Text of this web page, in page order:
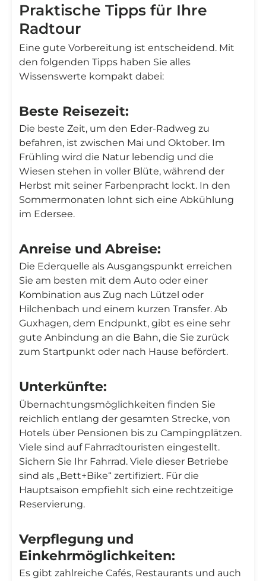
Praktische Tipps für Ihre
Radtour
Eine gute Vorbereitung ist entscheidend. Mit
den folgenden Tipps haben Sie alles
Wissenswerte kompakt dabei:
Beste Reisezeit:
Die beste Zeit, um den Eder-Radweg zu
befahren, ist zwischen Mai und Oktober. Im
Frühling wird die Natur lebendig und die
Wiesen stehen in voller Blüte, während der
Herbst mit seiner Farbenpracht lockt. In den
Sommermonaten lohnt sich eine Abkühlung
im Edersee.
Anreise und Abreise:
Die Ederquelle als Ausgangspunkt erreichen
Sie am besten mit dem Auto oder einer
Kombination aus Zug nach Lützel oder
Hilchenbach und einem kurzen Transfer. Ab
Guxhagen, dem Endpunkt, gibt es eine sehr
gute Anbindung an die Bahn, die Sie zurück
zum Startpunkt oder nach Hause befördert.
Unterkünfte:
Übernachtungsmöglichkeiten finden Sie
reichlich entlang der gesamten Strecke, von
Hotels über Pensionen bis zu Campingplätzen.
Viele sind auf Fahrradtouristen eingestellt.
Sichern Sie Ihr Fahrrad. Viele dieser Betriebe
sind als „Bett+Bike“ zertifiziert. Für die
Hauptsaison empfiehlt sich eine rechtzeitige
Reservierung.
Verpflegung und
Einkehrmöglichkeiten:
Es gibt zahlreiche Cafés, Restaurants und auch